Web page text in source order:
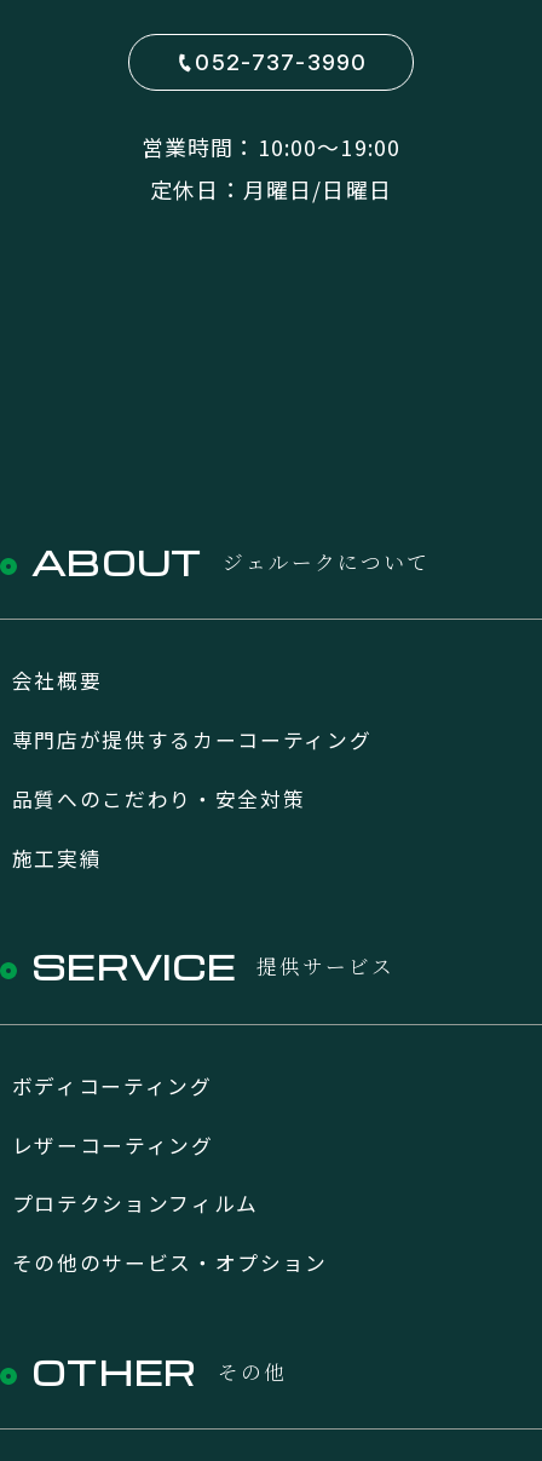
052-737-3990
営業時間：10:00〜19:00
定休日：月曜日/日曜日
ABOUT ジェルークについて
会社概要
専門店が提供するカーコーティング
品質へのこだわり・安全対策
施工実績
SERVICE 提供サービス
ボディコーティング
レザーコーティング
プロテクションフィルム
その他のサービス・オプション
OTHER その他